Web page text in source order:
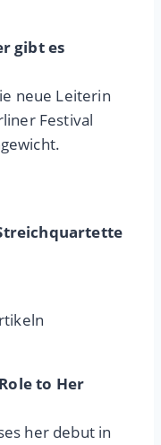
gibt es
neue Leiterin
Festival
to Her
her debut in